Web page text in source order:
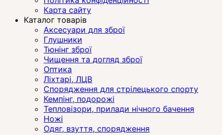
Карта сайту
Каталог товарів
Аксесуари для зброї
Глушники
Тюнінг зброї
Чищення та догляд зброї
Оптика
Ліхтарі, ЛЦВ
Спорядження для стрілецького спорту
Кемпінг, подорожі
Тепловізори, прилади нічного бачення
Ножі
Одяг, взуття, спорядження